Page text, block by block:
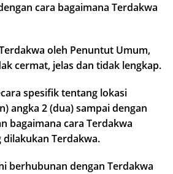
cara bagaimana Terdakwa
oleh Penuntut Umum,
cermat, jelas dan tidak lengkap.
spesifik tentang lokasi
angka 2 (dua) sampai dengan
bagaimana cara Terdakwa
Terdakwa.
berhubunan dengan Terdakwa